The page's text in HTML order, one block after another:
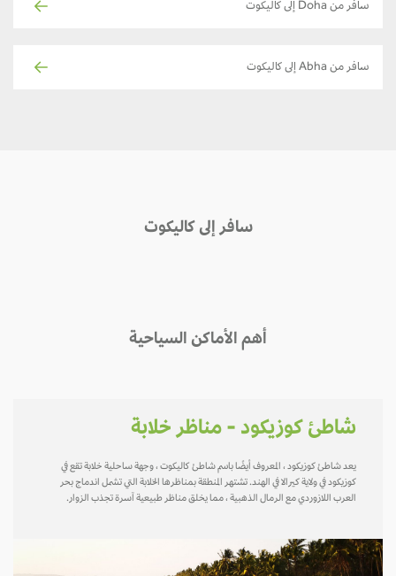
سافر من Doha إلى كاليكوت
سافر من Abha إلى كاليكوت
سافر إلى كاليكوت
أهم الأماكن السياحية
شاطئ كوزيكود - مناظر خلابة
يعد شاطئ كوزيكود ، المعروف أيضًا باسم شاطئ كاليكوت ، وجهة ساحلية خلابة تقع في
كوزيكود في ولاية كيرالا في الهند. تشتهر المنطقة بمناظرها الخلابة التي تشمل اندماج بحر
العرب اللازوردي مع الرمال الذهبية ، مما يخلق مناظر طبيعية آسرة تجذب الزوار.